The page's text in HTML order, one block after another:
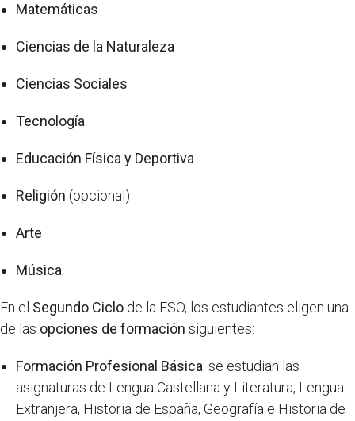
Matemáticas
Ciencias de la Naturaleza
Ciencias Sociales
Tecnología
Educación Física y Deportiva
Religión (opcional)
Arte
Música
En el Segundo Ciclo de la ESO, los estudiantes eligen una
de las opciones de formación siguientes:
Formación Profesional Básica: se estudian las
asignaturas de Lengua Castellana y Literatura, Lengua
Extranjera, Historia de España, Geografía e Historia de